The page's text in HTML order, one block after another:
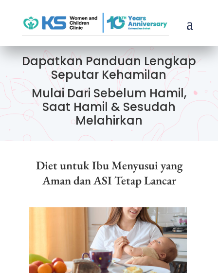
Dapatkan Panduan Lengkap
Seputar Kehamilan
Mulai Dari Sebelum Hamil,
Saat Hamil & Sesudah
Melahirkan
Diet untuk Ibu Menyusui yang
Aman dan ASI Tetap Lancar